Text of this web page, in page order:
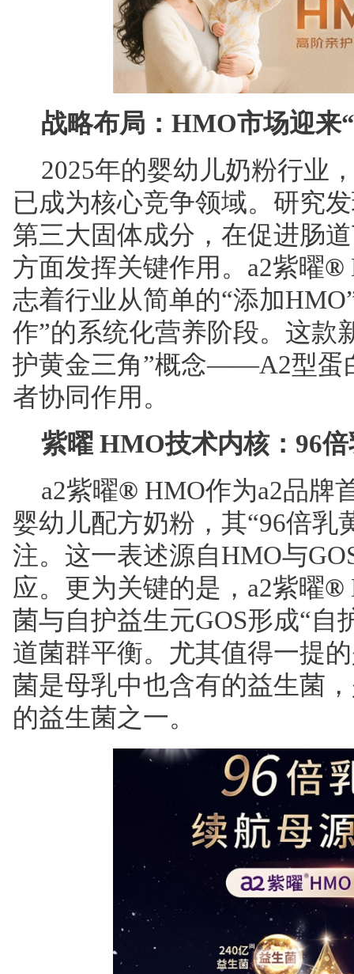
战略布局：HMO市场迎来
2025年的婴幼儿奶粉行业
已成为核心竞争领域。研究
第三大固体成分，在促进肠
方面发挥关键作用。a2紫曜®
志着行业从简单的“添加
作”的系统化营养阶段。这款
护黄金三角”概念——A2型蛋
者协同作用。
紫曜 HMO技术内核：96
a2紫曜® HMO作为a2品牌
婴幼儿配方奶粉，其“96倍乳
注。这一表述源自HMO与
应。更为关键的是，a2紫曜®
菌与自护益生元GOS形成“自
道菌群平衡。尤其值得一提
菌是母乳中也含有的益生菌
的益生菌之一。